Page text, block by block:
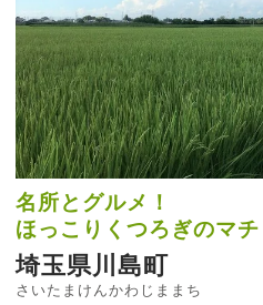
名所とグルメ！
ほっこりくつろぎのマチ
埼玉県川島町
さいたまけんかわじままち